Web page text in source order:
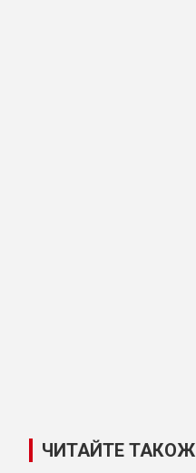
ЧИТАЙТЕ ТАКОЖ